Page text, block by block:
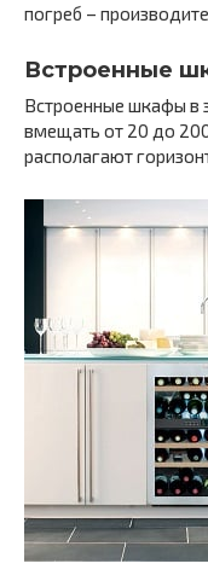
погреб –
Встроенные
Встроенные шкафы в
вмещать от 20 до
располагают